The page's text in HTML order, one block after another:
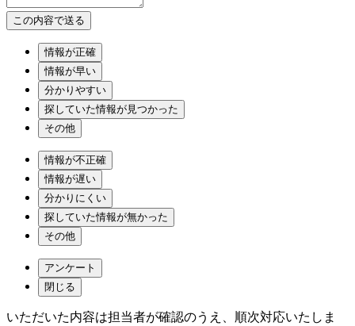
情報が正確
情報が早い
分かりやすい
探していた情報が見つかった
その他
情報が不正確
情報が遅い
分かりにくい
探していた情報が無かった
その他
アンケート
閉じる
いただいた内容は担当者が確認のうえ、順次対応いたしま